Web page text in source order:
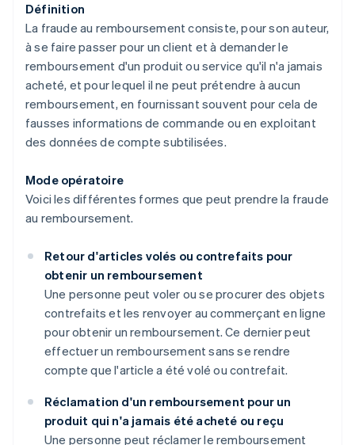
Définition
La fraude au remboursement consiste, pour son auteur,
à se faire passer pour un client et à demander le
remboursement d'un produit ou service qu'il n'a jamais
acheté, et pour lequel il ne peut prétendre à aucun
remboursement, en fournissant souvent pour cela de
fausses informations de commande ou en exploitant
des données de compte subtilisées.
Mode opératoire
Voici les différentes formes que peut prendre la fraude
au remboursement.
Retour d'articles volés ou contrefaits pour
obtenir un remboursement
Une personne peut voler ou se procurer des objets
contrefaits et les renvoyer au commerçant en ligne
pour obtenir un remboursement. Ce dernier peut
effectuer un remboursement sans se rendre
compte que l'article a été volé ou contrefait.
Réclamation d'un remboursement pour un
produit qui n'a jamais été acheté ou reçu
Une personne peut réclamer le remboursement